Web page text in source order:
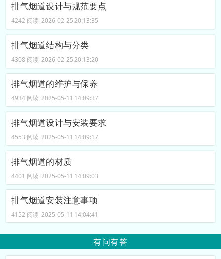
排气烟道设计与规范要点
4242 阅读 2026-02-25 20:13:35
排气烟道结构与分类
4308 阅读 2026-02-25 20:13:20
排气烟道的维护与保养
4934 阅读 2025-05-11 14:09:37
排气烟道设计与安装要求
4553 阅读 2025-05-11 14:09:17
排气烟道的材质
4401 阅读 2025-05-11 14:09:03
排气烟道安装注意事项
4152 阅读 2025-05-11 14:04:41
有问有答